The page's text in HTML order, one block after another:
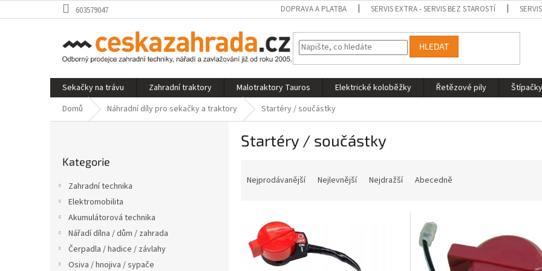
na
603579047 DOPRAVA A PLATBA SERVIS EXTRA - SERVIS BEZ STAROSTÍ
HLEDAT
Sekačky na trávu Zahradní traktory Malotraktory Tauros Elektrické koloběžky Řetězové pily
Domů
Náhradní díly pro sekačky a traktory Startéry / součástky
kategorie
Kategorie
Zahradní technika
Elektromobilita
Akumulátorová technika
Nářadí dílna / dům / zahrada
Čerpadla / hadice / závlahy
Osiva / hnojiva / sypače
Startéry / součástky
Nejprodávanější Nejlevnější Nejdražší Abecedně